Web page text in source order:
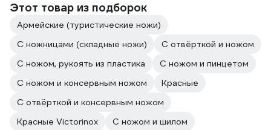
Этот товар из подборок
Армейские (туристические ножи)
С ножницами (складные ножи)
С отвёрткой и ножом
С ножом, рукоять из пластика
С ножом и пинцетом
С ножом и консервным ножом
Красные
С отвёрткой и консервным ножом
Красные Victorinox
С ножом и шилом